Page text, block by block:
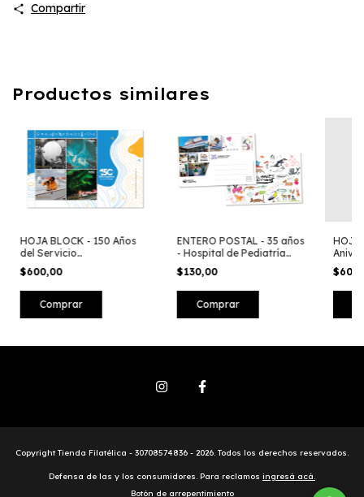
Compartir
Productos similares
HOJA BLOCK - 150 Años
del Servicio
Meteorológico Nacional
$600,00
ENTERO POSTAL - 35 años
- Hospital de Pediatría
Garrahan
$130,00
HOJA
de
Copyright Tienda Filatélica - 30708574836 - 2026. Todos los derechos reservados.
Defensa de las y los consumidores. Para reclamos ingresá acá.
Botón de arrepentimiento